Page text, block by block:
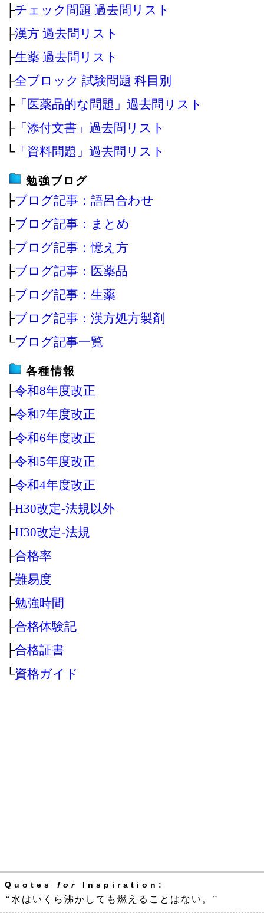
├チェック問題 過去問リスト
├漢方 過去問リスト
├生薬 過去問リスト
├全ブロック 試験問題 科目別
├ 「医薬品的な問題」過去問リスト
├ 「添付文書」過去問リスト
└ 「資料問題」過去問リスト
勉強ブログ
├ブログ記事：語呂合わせ
├ブログ記事：まとめ
├ブログ記事：憶え方
├ブログ記事：医薬品
├ブログ記事：生薬
├ブログ記事：漢方処方製剤
└ブログ記事一覧
各種情報
├令和8年度改正
├令和7年度改正
├令和6年度改正
├令和5年度改正
├令和4年度改正
├H30改定‐法規以外
├H30改定‐法規
├合格率
├難易度
├勉強時間
├合格体験記
├合格証書
└資格ガイド
Quotes for Inspiration:
“水はいくら沸かしても燃えることはない。”